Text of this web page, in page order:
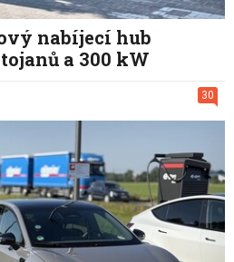
nabíjecí hub
a 300 kW
30